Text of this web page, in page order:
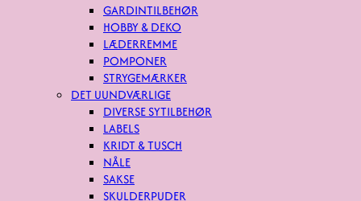
GARDINTILBEHØR
HOBBY & DEKO
LÆDERREMME
POMPONER
STRYGEMÆRKER
DET UUNDVÆRLIGE
DIVERSE SYTILBEHØR
LABELS
KRIDT & TUSCH
NÅLE
SAKSE
SKULDERPUDER